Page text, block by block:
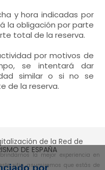
y hora indicadas por
la obligación por parte
total de la reserva.
por motivos de
se intentará dar
similar o si no se
de la reserva.
de la Red de
DE ESPAÑA
la mejor experiencia en
sitio, asumiremos que estás de